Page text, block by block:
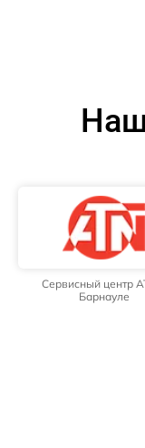
Сервисный центр
Барнауле